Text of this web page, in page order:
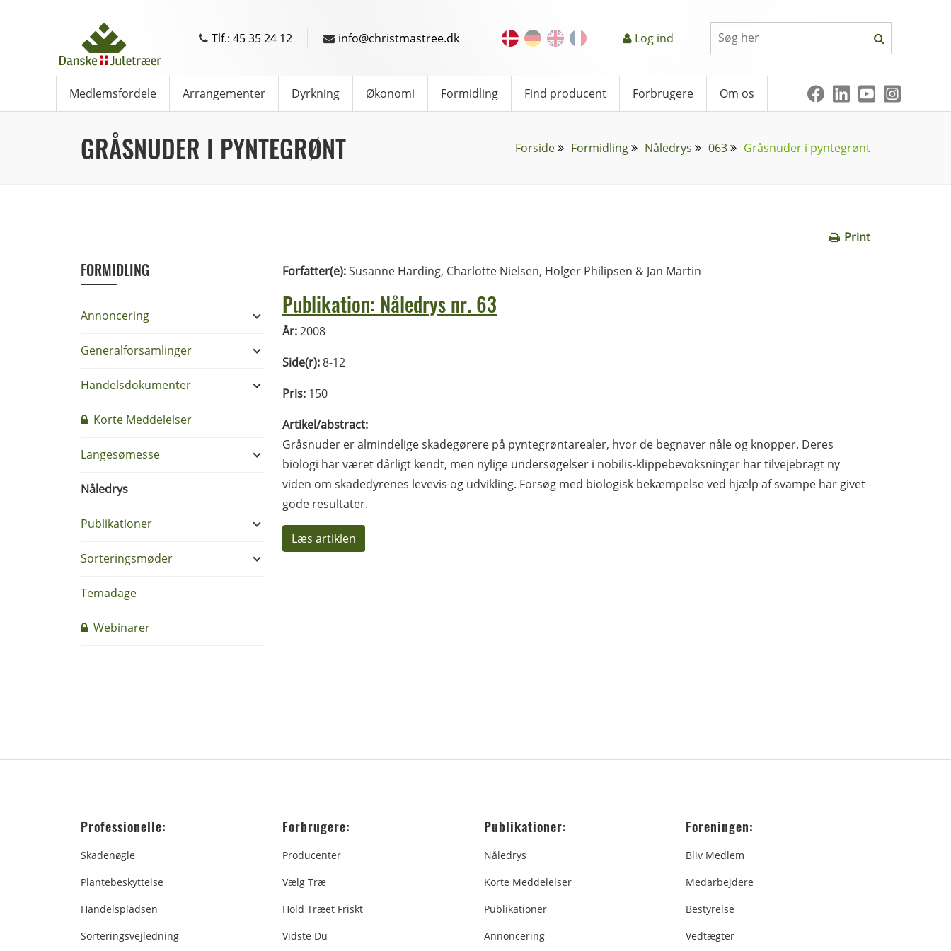
Tlf.: 45 35 24 12 info@christmastree.dk Log ind
Medlemsfordele Arrangementer Dyrkning Økonomi Formidling Find producent Forbrugere Om os
GRÅSNUDER I PYNTEGRØNT Forside Formidling Nåledrys 063 Gråsnuder i pyntegrønt
Print
FORMIDLING
Annoncering
Generalforsamlinger
Handelsdokumenter
Korte Meddelelser
Langesømesse
Nåledrys
Publikationer
Sorteringsmøder
Temadage
Webinarer
Forfatter(e):Susanne Harding, Charlotte Nielsen, Holger Philipsen & Jan Martin
Publikation: Nåledrys nr. 63
År:2008
Side(r):8-12
Pris: 150
Artikel/abstract:
Gråsnuder er almindelige skadegørere på pyntegrøntarealer, hvor de begnaver nåle og knopper. Deres
biologi har været dårligt kendt, men nylige undersøgelser i nobilis-klippebevoksninger har tilvejebragt ny
viden om skadedyrenes levevis og udvikling. Forsøg med biologisk bekæmpelse ved hjælp af svampe har givet
gode resultater.
Læs artiklen
Professionelle:
Skadenøgle
Plantebeskyttelse
Handelspladsen
Sorteringsvejledning
Forbrugere:
Producenter
Vælg Træ
Hold Træet Friskt
Vidste Du
Publikationer:
Nåledrys
Korte Meddelelser
Publikationer
Annoncering
Foreningen:
Bliv Medlem
Medarbejdere
Bestyrelse
Vedtægter